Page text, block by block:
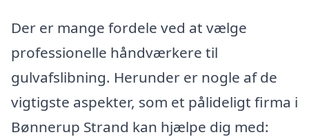
Der er mange fordele ved at vælge
professionelle håndværkere til
gulvafslibning. Herunder er nogle af de
vigtigste aspekter, som et pålideligt firma i
Bønnerup Strand kan hjælpe dig med: